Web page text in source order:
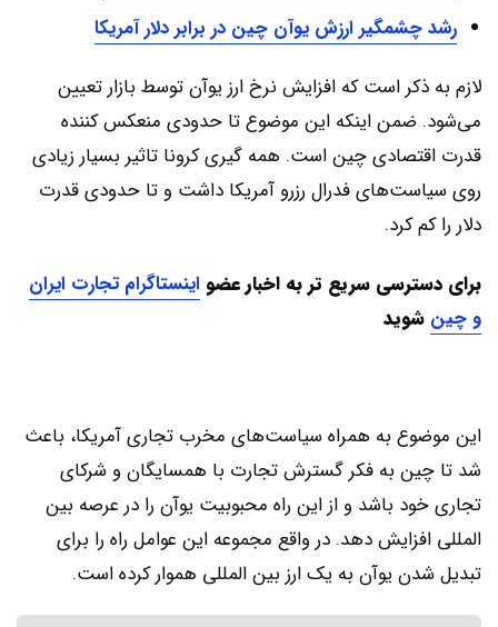
رشد چشمگیر ارزش یوآن چین در برابر دلار آمریکا
لازم به ذکر است که افزایش نرخ ارز یوآن توسط بازار تعیین
می‌شود. ضمن اینکه این موضوع تا حدودی منعکس کننده
قدرت اقتصادی چین است. همه گیری کرونا تاثیر بسیار زیادی
روی سیاست‌های فدرال رزرو آمریکا داشت و تا حدودی قدرت
دلار را کم کرد.
برای دسترسی سریع تر به اخبار عضو اینستاگرام تجارت ایران
و چین شوید
این موضوع به همراه سیاست‌های مخرب تجاری آمریکا، باعث
شد تا چین به فکر گسترش تجارت با همسایگان و شرکای
تجاری خود باشد و از این راه محبوبیت یوآن را در عرصه بین
المللی افزایش دهد. در واقع مجموعه این عوامل راه را برای
تبدیل شدن یوآن به یک ارز بین المللی هموار کرده است.